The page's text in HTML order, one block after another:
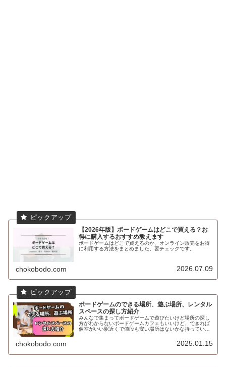
【2026年版】ボードゲームはどこで買える？お
得に購入するおすすめ教えます
ボードゲームはどこで買えるのか、オンライン販売をお得
に利用する方法をまとめました。要チェックです。
chokobodo.com 2026.07.09
ボードゲームのできる場所、遊ぶ場所、レンタル
スペースの探し方紹介
みんなで集まってボードゲームで遊びたいけど場所の探し
方がわからないボードゲームカフェもいいけど、できれば
個室がいい駅近くで値段も安い場所はないかな持っている
chokobodo.com 2025.01.15